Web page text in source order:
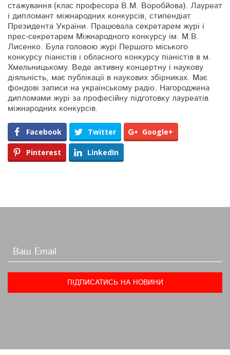
стажування (клас професора В.М. Воробйова). Лауреат
і дипломант міжнародних конкурсів, стипендіат
Президента України. Працювала секретарем журі і
прес-секретарем Міжнародного конкурсу ім. М.В.
Лисенко. Була головою журі Першого міського
конкурсу піаністів і обласного конкурсу піаністів в м.
Хмельницькому. Веде активну концертну і наукову
діяльність, має публікації в наукових збірниках. Має
фондові записи на українському радіо. Нагороджена
дипломами журі за професійну підготовку лауреатів
міжнародних конкурсів.
Facebook Twitter Google+
Pinterest LinkedIn